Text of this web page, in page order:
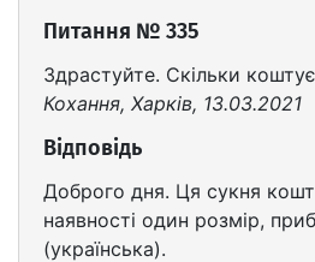
Питання № 335
Здрастуйте. Скільки коштує
Кохання, Харків, 13.03.2021
Відповідь
Доброго дня. Ця сукня
наявності один розмір,
(українська).